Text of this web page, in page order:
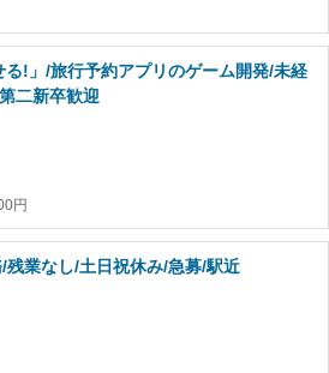
る!」/旅行予約アプリのゲーム開発/未経
二新卒歓迎
円
業なし/土日祝休み/急募/駅近